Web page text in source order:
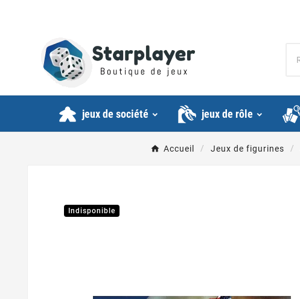
jeux de société jeux de rôle
Accueil Jeux de figurines
Indisponible